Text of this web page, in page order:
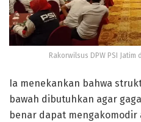
Rakorwilsus DPW PSI
Ia menekankan bahwa
bawah dibutuhkan agar
benar dapat mengakomodir